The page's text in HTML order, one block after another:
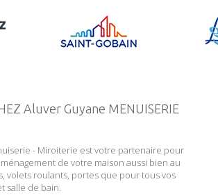
Aluver Guyane MENUISERIE
- Miroiterie est votre partenaire pour
de votre maison aussi bien au
volets roulants, portes que pour tous vos
salle de bain.